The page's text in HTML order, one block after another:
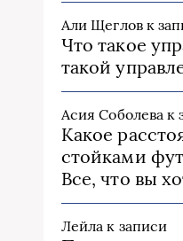
Али Щегловк
Что такое
такой
Асия Соболева к
Какое
стойками
Все, что вы
Лейла к записи